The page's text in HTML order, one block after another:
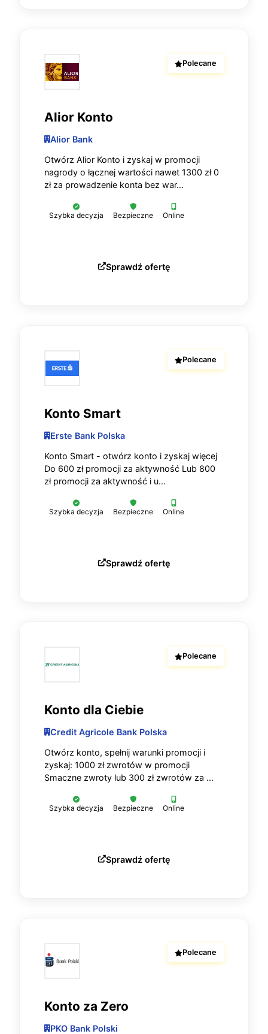
Polecane
Alior Konto
Alior Bank
Otwórz Alior Konto i zyskaj w promocji
nagrody o łącznej wartości nawet 1300 zł 0
zł za prowadzenie konta bez war...
Szybka decyzja Bezpieczne Online
Sprawdź ofertę
Polecane
Konto Smart
Erste Bank Polska
Konto Smart - otwórz konto i zyskaj więcej
Do 600 zł promocji za aktywność Lub 800
zł promocji za aktywność i u...
Szybka decyzja Bezpieczne Online
Sprawdź ofertę
Polecane
Konto dla Ciebie
Credit Agricole Bank Polska
Otwórz konto, spełnij warunki promocji i
zyskaj: 1000 zł zwrotów w promocji
Smaczne zwroty lub 300 zł zwrotów za ...
Szybka decyzja Bezpieczne Online
Sprawdź ofertę
Polecane
Konto za Zero
PKO Bank Polski